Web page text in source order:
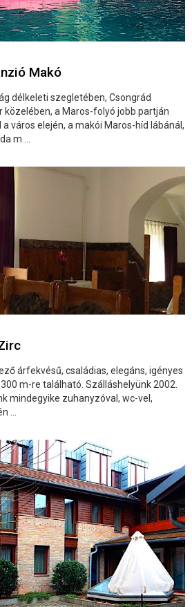
Makó
délkeleti szegletében, Csongrád
közelében, a Maros-folyó jobb partján
város elején, a makói Maros-híd lábánál,
m ...
árfekvésű, családias, elegáns, igényes
m-re található. Szálláshelyünk 2002.
mindegyike zuhanyzóval, wc-vel,
...